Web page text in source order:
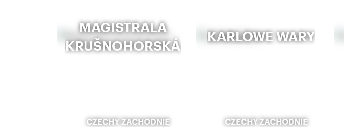
MAGISTRALA
KRUŠNOHORSKÁ
KARLOWE WARY
CZECHY ZACHODNIE CZECHY ZACHODNIE